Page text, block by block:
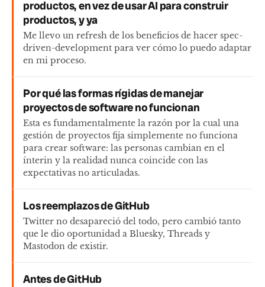
productos, en vez de usar AI para construir
productos, y ya
Me llevo un refresh de los beneficios de hacer spec-
driven-development para ver cómo lo puedo adaptar
en mi proceso.
Por qué las formas rígidas de manejar
proyectos de software no funcionan
Esta es fundamentalmente la razón por la cual una
gestión de proyectos fija simplemente no funciona
para crear software: las personas cambian en el
ínterin y la realidad nunca coincide con las
expectativas no articuladas.
Los reemplazos de GitHub
Twitter no desapareció del todo, pero cambió tanto
que le dio oportunidad a Bluesky, Threads y
Mastodon de existir.
Antes de GitHub